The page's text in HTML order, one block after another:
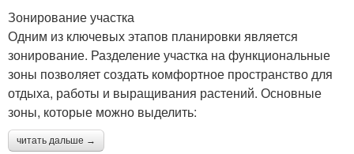
Зонирование участка
Одним из ключевых этапов планировки является
зонирование. Разделение участка на функциональные
зоны позволяет создать комфортное пространство для
отдыха, работы и выращивания растений. Основные
зоны, которые можно выделить:
читать дальше →